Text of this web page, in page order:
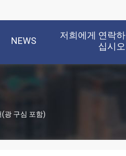
NEWS
저희에게 연락하
십시오
(광 구심 포함)